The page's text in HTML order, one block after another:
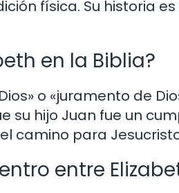
física. Su historia
en la Biblia?
o «juramento de
su hijo Juan fue un
camino para
entre